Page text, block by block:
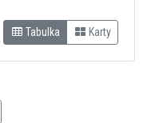
Tabulka Karty